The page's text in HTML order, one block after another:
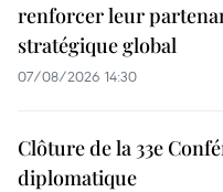
renforcer leur
stratégique global
07/08/2026 14:30
Clôture de la 33e
diplomatique